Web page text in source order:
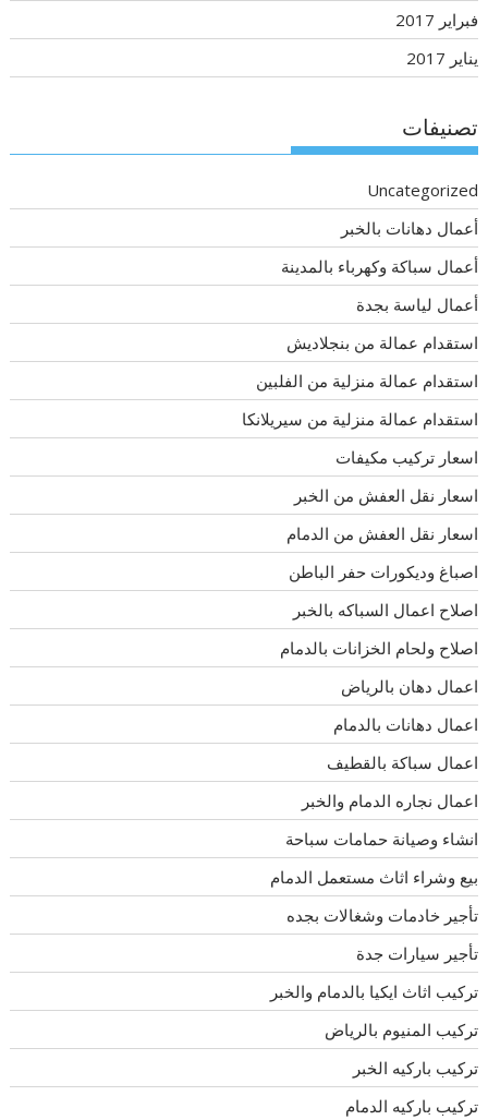
فبراير 2017
يناير 2017
تصنيفات
Uncategorized
أعمال دهانات بالخبر
أعمال سباكة وكهرباء بالمدينة
أعمال لياسة بجدة
استقدام عمالة من بنجلاديش
استقدام عمالة منزلية من الفلبين
استقدام عمالة منزلية من سيريلانكا
اسعار تركيب مكيفات
اسعار نقل العفش من الخبر
اسعار نقل العفش من الدمام
اصباغ وديكورات حفر الباطن
اصلاح اعمال السباكه بالخبر
اصلاح ولحام الخزانات بالدمام
اعمال دهان بالرياض
اعمال دهانات بالدمام
اعمال سباكة بالقطيف
اعمال نجاره الدمام والخبر
انشاء وصيانة حمامات سباحة
بيع وشراء اثاث مستعمل الدمام
تأجير خادمات وشغالات بجده
تأجير سيارات جدة
تركيب اثاث ايكيا بالدمام والخبر
تركيب المنيوم بالرياض
تركيب باركيه الخبر
تركيب باركيه الدمام